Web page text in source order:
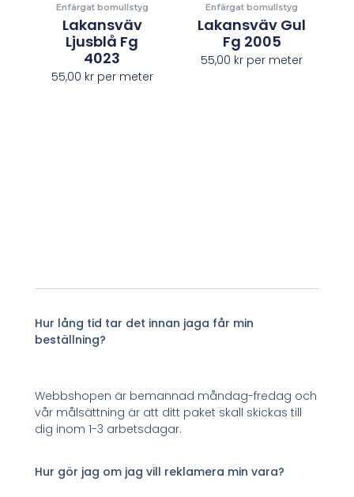
Enfärgat bomullstyg
Lakansväv
Ljusblå Fg
4023
55,00 krper meter
Enfärgat bomullstyg
Lakansväv Gul
Fg 2005
55,00 kr per meter
Hur lång tid tar det innan jaga får min
beställning?
Webbshopen är bemannad måndag-fredag och
vår målsättning är att ditt paket skall skickas till
dig inom 1-3 arbetsdagar.
Hur gör jag om jag vill reklamera min vara?